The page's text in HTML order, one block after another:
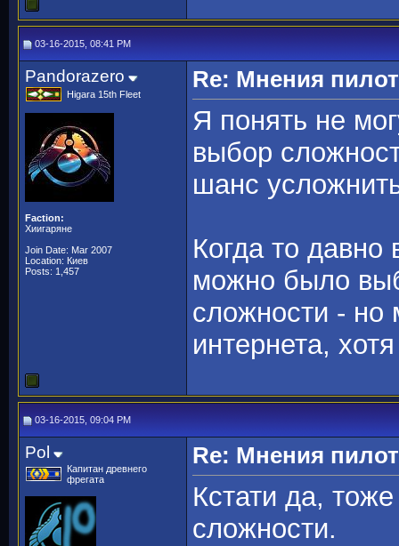
03-16-2015, 08:41 PM
Pandorazero
Higara 15th Fleet
Faction:
Хиигаряне
Join Date: Mar 2007
Location: Киев
Posts: 1,457
Re: Мнения
Я понять не
выбор
шанс
Когда то
можно было
сложности - но
интернета,
03-16-2015, 09:04 PM
Pol
Капитан древнего
фрегата
Re: Мнения
Кстати да,
сложности.